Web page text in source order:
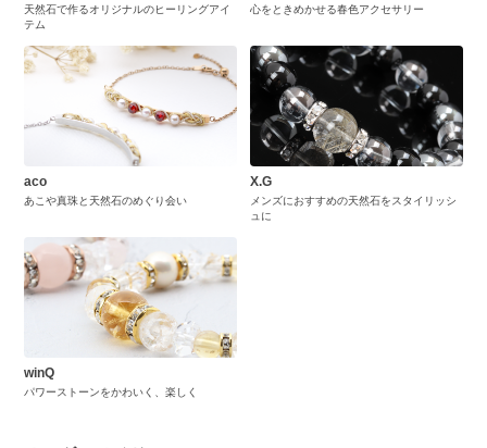
天然石で作るオリジナルのヒーリングアイ
テム
心をときめかせる春色アクセサリー
aco
あこや真珠と天然石のめぐり会い
X.G
メンズにおすすめの天然石をスタイリッシ
ュに
winQ
パワーストーンをかわいく、楽しく